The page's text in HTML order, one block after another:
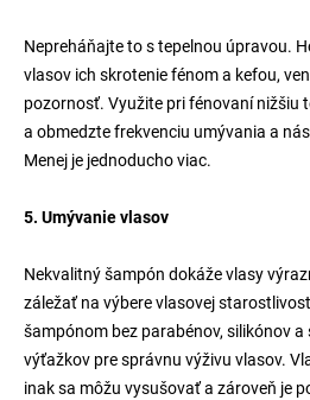
Nepreháňajte to s tepelnou úpravou.
vlasov ich skrotenie fénom a kefou,
pozornosť. Využite pri fénovaní nižšiu
a obmedzte frekvenciu umývania a
Menej je jednoducho viac.
5. Umývanie vlasov
Nekvalitný šampón dokáže vlasy
záležať na výbere vlasovej
šampónom bez parabénov, silikónov
výťažkov pre správnu výživu vlasov.
inak sa môžu vysušovať a zároveň je